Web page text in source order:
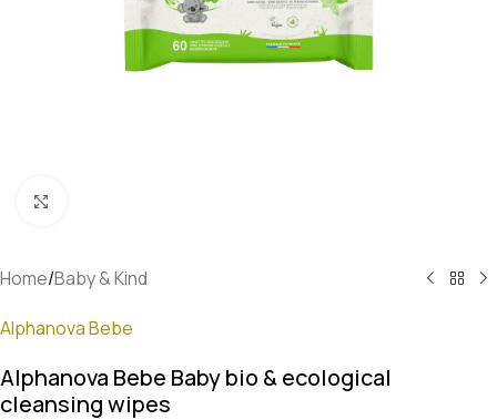
Home/Baby & Kind
Alphanova Bebe
Alphanova Bebe Baby bio & ecological
cleansing wipes